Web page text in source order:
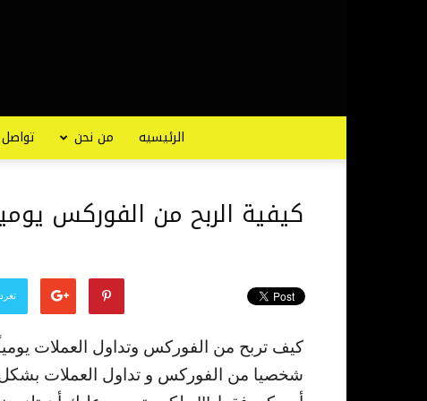
الرئيسيه من نحن
كيفية الربح من الفوركس
كيف تربح من الفوركس وتداول العملات